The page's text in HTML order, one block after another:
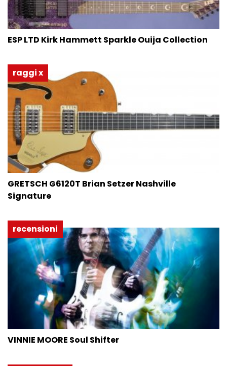
ESP LTD Kirk Hammett Sparkle Ouija Collection
raggi x
GRETSCH G6120T Brian Setzer Nashville
Signature
recensioni
VINNIE MOORE Soul Shifter